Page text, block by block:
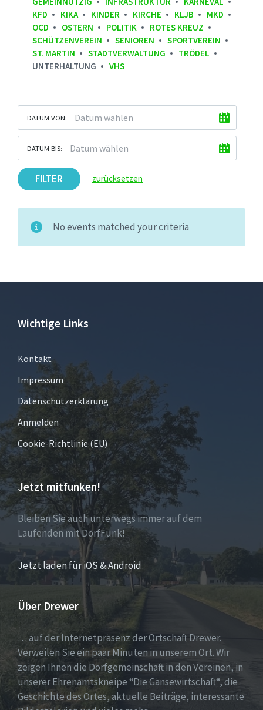
KFD
KIKA KINDER KIRCHE KLJB
MKD
OCD
OSTERN POLITIK
ROTES KREUZ
SCHÜTZENVEREIN
SENIOREN
SPORTVEREIN
ST. MARTIN
STADTVERWALTUNG
TRÖDEL
UNTERHALTUNG
VHS
DATUM VON:
DATUM BIS:
FILTER zurücksetzen
No events matched your criteria
Wichtige Links
Kontakt
Impressum
Datenschutzerklärung
Anmelden
Cookie-Richtlinie (EU)
Jetzt mitfunken!
Bleiben Sie auch unterwegs immer auf dem
Laufenden mit DorfFunk!
Jetzt laden für iOS & Android
Über Drewer
… auf der Internetpräsenz der Ortschaft Drewer.
Verweilen Sie ein paar Minuten in unserem Ort. Wir
zeigen Ihnen die Dorfgemeinschaft in den Vereinen, in
unserer Ehrenamtskneipe “Die Gänsewirtschaft“, die
Geschichte des Ortes, aktuelle Beiträge, interessante